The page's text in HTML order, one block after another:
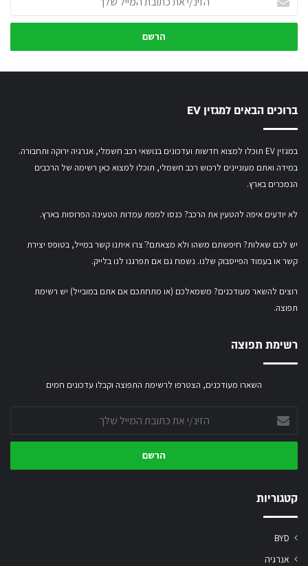
את
כתובת
שלך
ברוכים הבאים למגזין EV
במגזין EV תוכלו למצוא חדשות ועדכונים בנושאי רכב חשמלי, אנרגיה ירוקה ותחבורה.
במידה ואתם מעוניינים לרכוש רכב חשמלי, תוכלו למצוא כאן רשימה של הרכבים
הנמכרים בארץ.
לא יודעים איפה להטעין את הרכב? כנסו למפת עמדות הטעינה הפרוסות בארץ.
יש לכם שאלות? חיפשתם משהו ולא מצאתם?ֿ צרו איתנו קשר במייל, בטופס יצירת
קשראובעמוד הפייסבוק שלנו. נשמח גם אם תפרגנו לנו בלייק.
רוצים להשאר מעודכנים? משמאלכם (או מתחתכם אם אתם במובייל) יש רשימת
תפוצה.
רשימת תפוצה
השארו מעודכנים, הצטרפו לרשימת התפוצה וקבלו עדכונים חמים
את
כתובת
שלך
קטגוריות
BYD
אנרגיה